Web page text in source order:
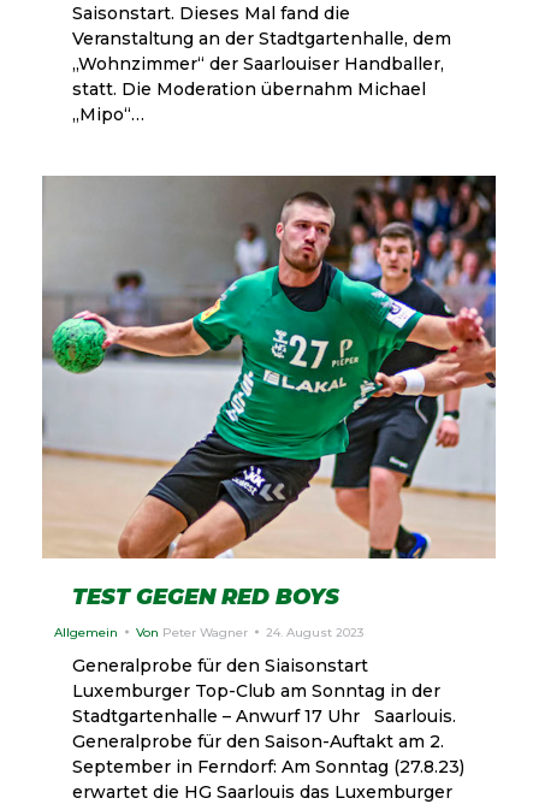
Saisonstart. Dieses Mal fand die
Veranstaltung an der Stadtgartenhalle, dem
„Wohnzimmer“ der Saarlouiser Handballer,
statt. Die Moderation übernahm Michael
„Mipo“…
TEST GEGEN RED BOYS
Allgemein Von Peter Wagner 24. August 2023
Generalprobe für den Siaisonstart
Luxemburger Top-Club am Sonntag in der
Stadtgartenhalle – Anwurf 17 Uhr Saarlouis.
Generalprobe für den Saison-Auftakt am 2.
September in Ferndorf: Am Sonntag (27.8.23)
erwartet die HG Saarlouis das Luxemburger